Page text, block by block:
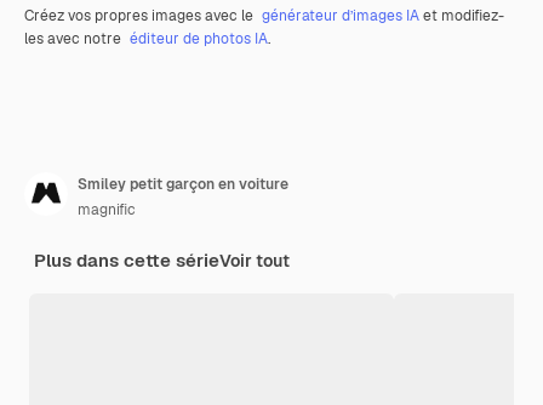
Créez vos propres images avec le générateur d’images IAet modifiez-
les avec notre éditeur de photos IA.
Smiley petit garçon en voiture
magnific
Plus dans cette sérieVoir tout